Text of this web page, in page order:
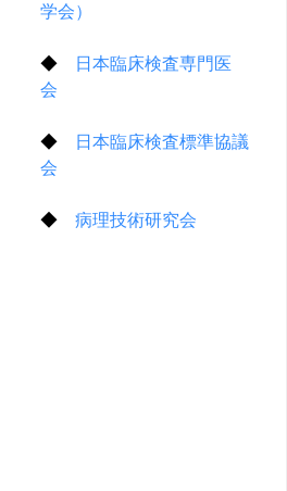
学会）
◆
日本臨床検査専門医
会
◆
日本臨床検査標準協議
会
◆ 病理技術研究会